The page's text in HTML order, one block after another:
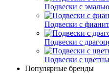
Подвески с эмалью
Подвески с
Подвески с
Подвески с
Популярные бренды